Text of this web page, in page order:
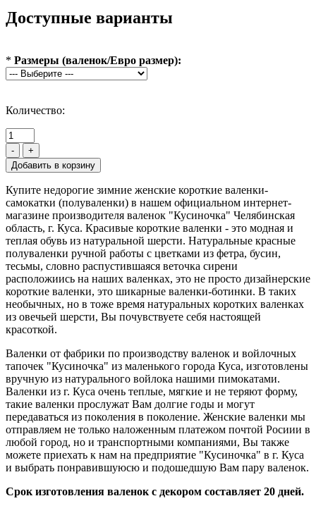
Доступные варианты
* Размеры (валенок/Евро размер):
Количество:
- +
Купите недорогие зимние женские короткие валенки-
самокатки (полуваленки) в нашем официальном интернет-
магазине производителя валенок "Кусиночка" Челябинская
область, г. Куса. Красивые короткие валенки - это модная и
теплая обувь из натуральной шерсти. Натуральные красные
полуваленки ручной работы с цветками из фетра, бусин,
тесьмы, словно распустившаяся веточка сирени
расположиись на наших валенках, это не просто дизайнерские
короткие валенки, это шикарные валенки-ботинки. В таких
необычных, но в тоже время натуральных коротких валенках
из овечьей шерсти, Вы почувствуете себя настоящей
красоткой.
Валенки от фабрики по производству валенок и войлочных
тапочек "Кусиночка" из маленького города Куса, изготовлены
вручную из натурального войлока нашими пимокатами.
Валенки из г. Куса очень теплые, мягкие и не теряют форму,
такие валенки прослужат Вам долгие годы и могут
передаваться из поколения в поколение. Женские валенки мы
отправляем не только наложенным платежом почтой Росиии в
любой город, но и транспортными компаниями, Вы также
можете приехать к нам на предприятие "Кусиночка" в г. Куса
и выбрать понравившуюсю и подошедшую Вам пару валенок.
Срок изготовления валенок с декором составляет 20 дней.